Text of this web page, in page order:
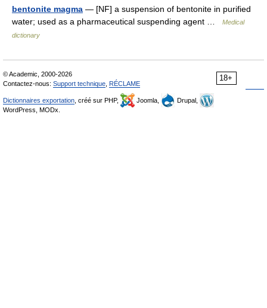
bentonite magma — [NF] a suspension of bentonite in purified
water; used as a pharmaceutical suspending agent …
Medical
dictionary
18+
© Academic, 2000-2026
Contactez-nous: Support technique RÉCLAME
Dictionnaires exportation , créé sur PHP, Joomla,
Drupal,
WordPress, MODx.